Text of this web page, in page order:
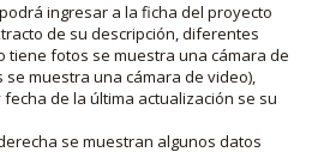
ingresar a la ficha del proyecto
de su descripción, diferentes
tiene fotos se muestra una cámara de
muestra una cámara de video),
de la última actualización se su
se muestran algunos datos